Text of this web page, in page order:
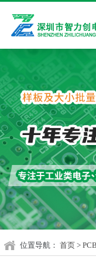
位置导航： 首页 >